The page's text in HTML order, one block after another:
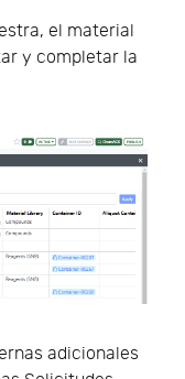
el material
y completar la
adicionales